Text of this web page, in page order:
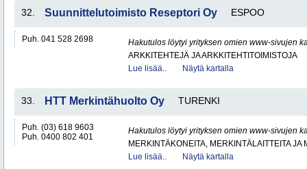
32. Suunnittelutoimisto Reseptori Oy ESPOO
Puh. 041 528 2698
Hakutulos löytyi yrityksen omien www-sivujen
ARKKITEHTEJÄ JA ARKKITEHTITOIMISTOJA
Lue lisää..
Näytä kartalla
33. HTT Merkintähuolto Oy TURENKI
Puh. (03) 618 9603
Puh. 0400 802 401
Hakutulos löytyi yrityksen omien www-sivujen
MERKINTÄKONEITA, MERKINTÄLAITTEITA JA
Lue lisää..
Näytä kartalla